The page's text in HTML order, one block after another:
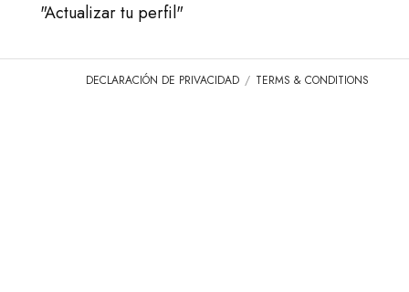
CAT SHOW APP FAQ'S
"Actualizar tu perfil"
DECLARACIÓN DE PRIVACIDAD TERMS & CONDITIONS